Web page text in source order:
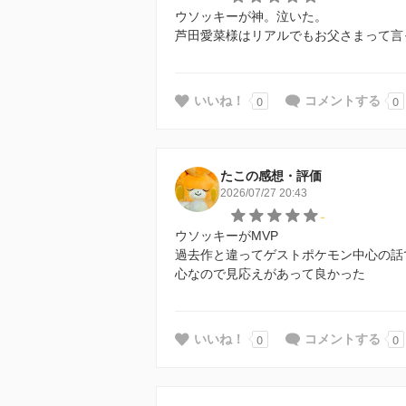
ウソッキーが神。泣いた。
芦田愛菜様はリアルでもお父さまって
いいね！ 0 コメントする 0
たこの感想・評価
2026/07/27 20:43
-
ウソッキーがMVP
過去作と違ってゲストポケモン中心の
心なので見応えがあって良かった
いいね！ 0 コメントする 0